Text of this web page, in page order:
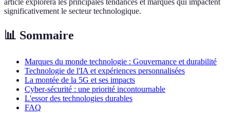
article explorera les principales tendances et marques qui impactent
significativement le secteur technologique.
📊 Sommaire
Marques du monde technologie : Gouvernance et durabilité
Technologie de l'IA et expériences personnalisées
La montée de la 5G et ses impacts
Cyber-sécurité : une priorité incontournable
L'essor des technologies durables
FAQ